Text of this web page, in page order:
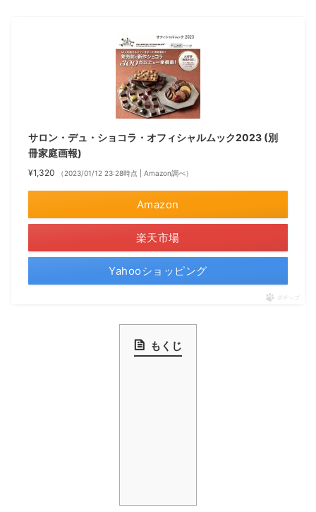
サロン・デュ・ショコラ・オフィシャルムック2023 (別
冊家庭画報)
¥1,320 （2023/01/12 23:28時点 | Amazon調べ）
Amazon
楽天市場
Yahooショッピング
ポチップ
もくじ